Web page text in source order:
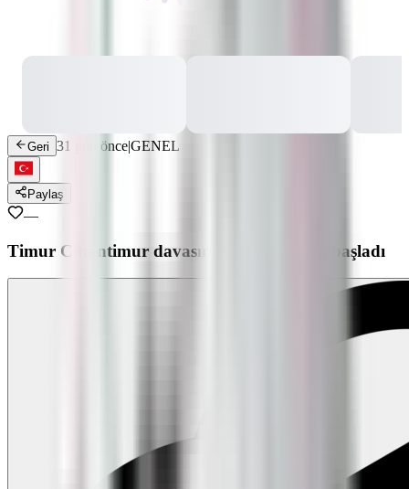
Geri 31 gün önce|GENEL
Paylaş
—
Timur Cihantimur davasında ilk duruşma başladı